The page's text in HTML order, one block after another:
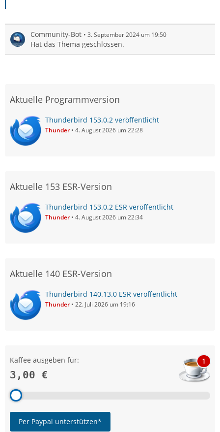
Community-Bot 3. September 2024 um 19:50
Hat das Thema geschlossen.
Aktuelle Programmversion
Thunderbird 153.0.2 veröffentlicht
Thunder 4. August 2026 um 22:28
Aktuelle 153 ESR-Version
Thunderbird 153.0.2 ESR veröffentlicht
Thunder 4. August 2026 um 22:34
Aktuelle 140 ESR-Version
Thunderbird 140.13.0 ESR veröffentlicht
Thunder 22. Juli 2026 um 19:16
Kaffee ausgeben für:
3,00 €
1
Per Paypal unterstützen*